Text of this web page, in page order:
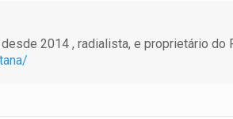
2014 , radialista, e proprietário do